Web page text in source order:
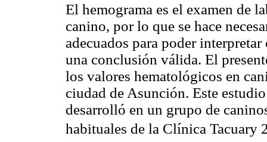
El hemograma es el examen de
canino, por lo que se hace
adecuados para poder
una conclusión válida. El
los valores hematológicos en
ciudad de Asunción. Este
desarrolló en un grupo de
habituales de la Clínica Tacuary